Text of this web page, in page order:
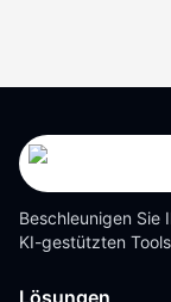
Beschleunigen Sie
KI-gestützten Tools
Lösungen